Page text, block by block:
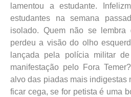
lamentou a estudante.
estudantes na semana
isolado. Quem não se lembra
perdeu a visão do olho
lançada pela polícia militar
manifestação pelo Fora
alvo das piadas mais indigestas
ficar cega, se for petista é uma